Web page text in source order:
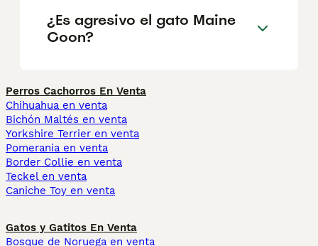
¿Es agresivo el gato Maine
Coon?
Perros Cachorros En Venta
Chihuahua en venta
Bichón Maltés en venta
Yorkshire Terrier en venta
Pomerania en venta
Border Collie en venta
Teckel en venta
Caniche Toy en venta
Gatos y Gatitos En Venta
Bosque de Noruega en venta